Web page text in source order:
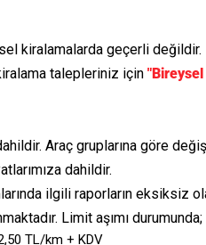
kiralamalarda geçerli değildir.
talepleriniz için
Araç gruplarına göre
dahildir.
ilgili raporların eksiksiz
Limit aşımı durumunda;
TL/km + KDV